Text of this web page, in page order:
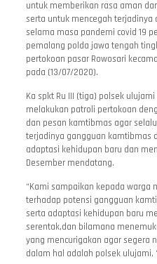
untuk memberikan rasa aman
serta untuk mencegah terjadinya
selama masa pandemi covid 19
pemalang polda jawa tengah
pertokoan pasar Rowosari
pada (13/07/2020).
Ka spkt Ru III (tiga) polsek
melakukan patroli pertokoan
dan pesan kamtibmas agar
terjadinya gangguan kamtibmas
adaptasi kehidupan baru dan
Desember mendatang.
“Kami sampaikan kepada warga
terhadap potensi gangguan
serta adaptasi kehidupan baru
serentak,dan bilamana
yang mencurigakan agar segera
dalam hal adalah polsek ulujami,